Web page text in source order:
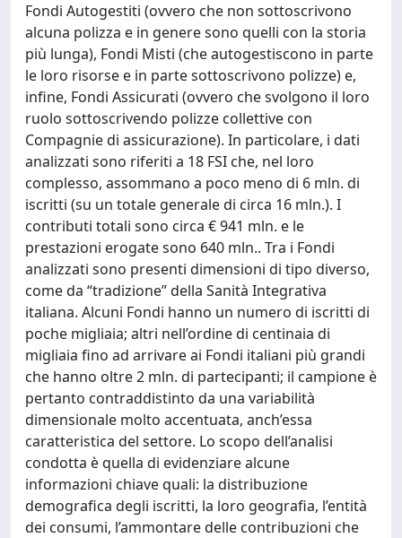
Fondi Autogestiti (ovvero che non sottoscrivono
alcuna polizza e in genere sono quelli con la storia
più lunga), Fondi Misti (che autogestiscono in parte
le loro risorse e in parte sottoscrivono polizze) e,
infine, Fondi Assicurati (ovvero che svolgono il loro
ruolo sottoscrivendo polizze collettive con
Compagnie di assicurazione). In particolare, i dati
analizzati sono riferiti a 18 FSI che, nel loro
complesso, assommano a poco meno di 6 mln. di
iscritti (su un totale generale di circa 16 mln.). I
contributi totali sono circa € 941 mln. e le
prestazioni erogate sono 640 mln.. Tra i Fondi
analizzati sono presenti dimensioni di tipo diverso,
come da “tradizione” della Sanità Integrativa
italiana. Alcuni Fondi hanno un numero di iscritti di
poche migliaia; altri nell’ordine di centinaia di
migliaia fino ad arrivare ai Fondi italiani più grandi
che hanno oltre 2 mln. di partecipanti; il campione è
pertanto contraddistinto da una variabilità
dimensionale molto accentuata, anch’essa
caratteristica del settore. Lo scopo dell’analisi
condotta è quella di evidenziare alcune
informazioni chiave quali: la distribuzione
demografica degli iscritti, la loro geografia, l’entità
dei consumi, l’ammontare delle contribuzioni che